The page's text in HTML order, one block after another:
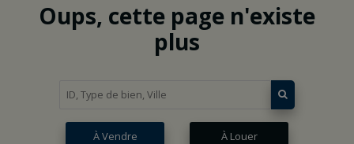
Oups, cette page n'existe
plus
À Vendre À Louer